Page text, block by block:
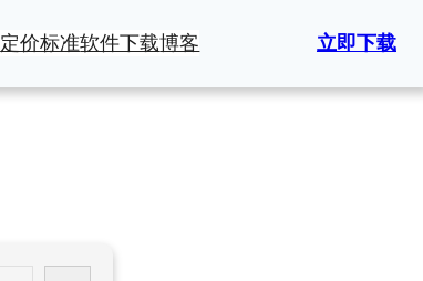
定价标准软件下载博客 立即下载